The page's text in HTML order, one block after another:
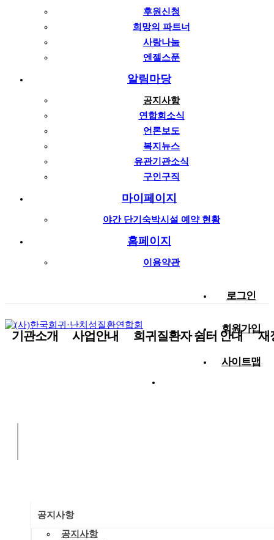
후원신청
희망의 파트너
사랑나눔
엔젤스푼
알림마당
공지사항
연합회소식
언론보도
복지뉴스
유관기관소식
구인구직
마이페이지
야간 단기숙박시설 예약 현황
홈페이지
이용약관
로그인
회원가입
사이트맵
기관소개 사업안내 희귀질환자 쉼터 안내 재
공지사항
공지사항